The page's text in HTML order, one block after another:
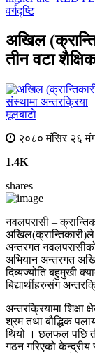
वर्गदृष्टि
अखिल
तीन वटा
मूलबाटाे
२०८० मंसिर २६
1.4K
shares
नवलपरासी –
अखिल(क्रान्तिकारी)ले
अन्तरगत
अभियान अन्तरगत
दिब्यज्योति बहुमुखी
बिद्यार्थीहरुसंग
अन्तरक्रियामा शिक्षा
श्रम तथा बौद्धिक
थियो । छलफल पछि
गठन गरिएको